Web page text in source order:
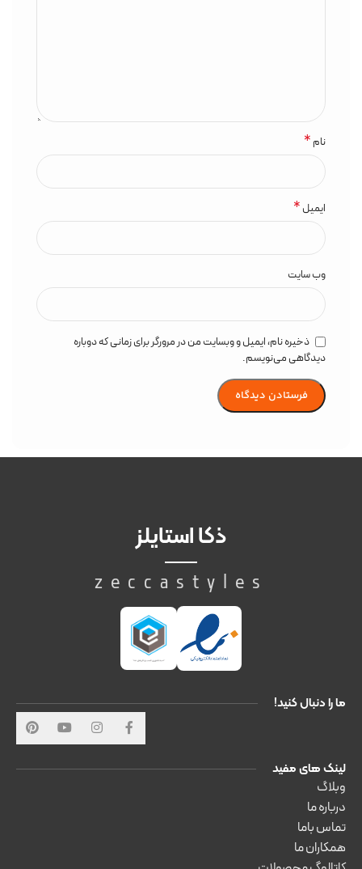
نام *
ایمیل *
وب‌ سایت
ذخیره نام، ایمیل و وبسایت من در مرورگر برای زمانی که دوباره
دیدگاهی می‌نویسم.
لینک های مفید
وبلاگ
درباره ما
تماس باما
همکاران ما
ذکا استایلز
zeccastyles
ما را دنبال کنید!